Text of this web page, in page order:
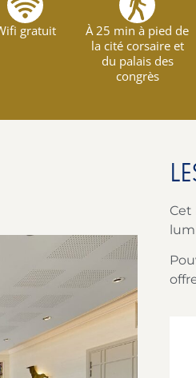
gratuit
À 25 min à pied de
la cité corsaire et
du palais des
congrès
Cet